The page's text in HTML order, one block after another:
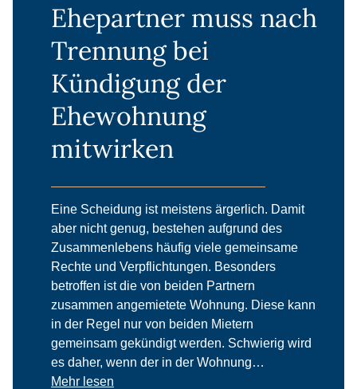
Ehepartner muss nach
Trennung bei
Kündigung der
Ehewohnung
mitwirken
Eine Scheidung ist meistens ärgerlich. Damit
aber nicht genug, bestehen aufgrund des
Zusammenlebens häufig viele gemeinsame
Rechte und Verpflichtungen. Besonders
betroffen ist die von beiden Partnern
zusammen angemietete Wohnung. Diese kann
in der Regel nur von beiden Mietern
gemeinsam gekündigt werden. Schwierig wird
es daher, wenn der in der Wohnung…
Mehr lesen